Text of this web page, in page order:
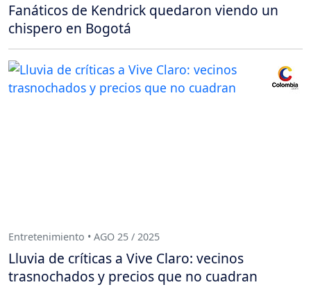
Fanáticos de Kendrick quedaron viendo un
chispero en Bogotá
Entretenimiento • AGO 25 / 2025
Lluvia de críticas a Vive Claro: vecinos
trasnochados y precios que no cuadran